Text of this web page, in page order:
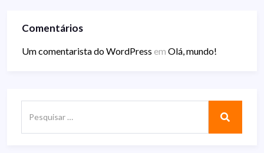
Comentários
Um comentarista do WordPress em Olá, mundo!